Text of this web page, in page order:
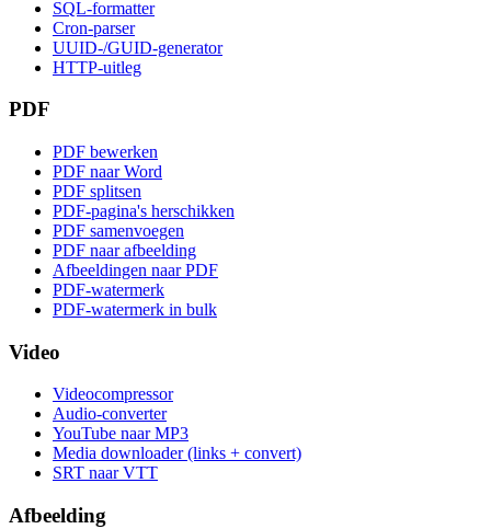
SQL-formatter
Cron-parser
UUID-/GUID-generator
HTTP-uitleg
PDF
PDF bewerken
PDF naar Word
PDF splitsen
PDF-pagina's herschikken
PDF samenvoegen
PDF naar afbeelding
Afbeeldingen naar PDF
PDF-watermerk
PDF-watermerk in bulk
Video
Videocompressor
Audio-converter
YouTube naar MP3
Media downloader (links + convert)
SRT naar VTT
Afbeelding